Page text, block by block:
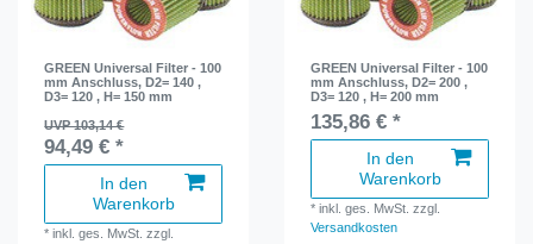
GREEN Universal Filter - 100
mm Anschluss, D2= 140 ,
D3= 120 , H= 150 mm
UVP 103,14 €
94,49 € *
In den
Warenkorb
*inkl. ges. MwSt. zzgl.
GREEN Universal Filter - 100
mm Anschluss, D2= 200 ,
D3= 120 , H= 200 mm
135,86 € *
In den
Warenkorb
*inkl. ges. MwSt. zzgl.
Versandkosten